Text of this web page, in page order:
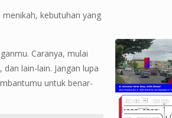
kebutuhan yang
Caranya, mulai
lain-lain. Jangan lupa
untuk benar-